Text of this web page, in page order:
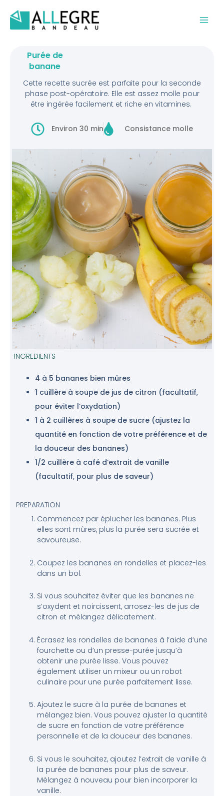
contenu
Purée de
banane
Cette recette sucrée est parfaite pour la seconde
phase post-opératoire. Elle est assez molle pour
être ingérée facilement et riche en vitamines.
Environ 30 min Consistance molle
INGREDIENTS
4 à 5 bananes bien mûres
1 cuillère à soupe de jus de citron (facultatif,
pour éviter l’oxydation)
1 à 2 cuillères à soupe de sucre (ajustez la
quantité en fonction de votre préférence et de
la douceur des bananes)
1/2 cuillère à café d’extrait de vanille
(facultatif, pour plus de saveur)
PREPARATION
Commencez par éplucher les bananes. Plus
elles sont mûres, plus la purée sera sucrée et
savoureuse.
Coupez les bananes en rondelles et placez-les
dans un bol.
Si vous souhaitez éviter que les bananes ne
s’oxydent et noircissent, arrosez-les de jus de
citron et mélangez délicatement.
Écrasez les rondelles de bananes à l’aide d’une
fourchette ou d’un presse-purée jusqu’à
obtenir une purée lisse. Vous pouvez
également utiliser un mixeur ou un robot
culinaire pour une purée parfaitement lisse.
Ajoutez le sucre à la purée de bananes et
mélangez bien. Vous pouvez ajuster la quantité
de sucre en fonction de votre préférence
personnelle et de la douceur des bananes.
Si vous le souhaitez, ajoutez l’extrait de vanille à
la purée de bananes pour plus de saveur.
Mélangez à nouveau pour bien incorporer la
vanille.